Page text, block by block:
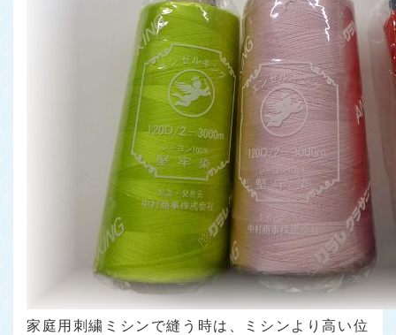
家庭用刺繍ミシンで縫う時は、ミシンより高い位